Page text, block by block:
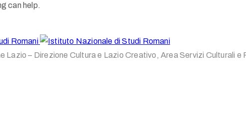
can help.
– Direzione Cultura e Lazio Creativo, Area Servizi Culturali e